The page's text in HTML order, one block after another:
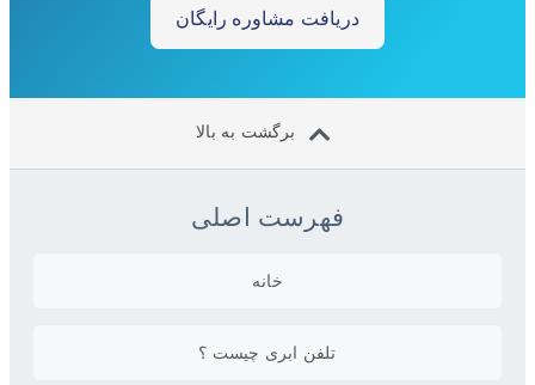
دریافت مشاوره رایگان
برگشت به بالا
فهرست اصلی
خانه
تلفن ابری چیست ؟